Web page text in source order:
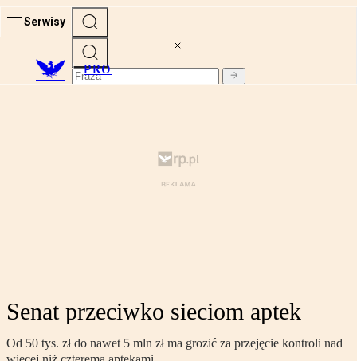
Serwisy
PRO
Senat przeciwko sieciom aptek
Od 50 tys. zł do nawet 5 mln zł ma grozić za przejęcie kontroli nad